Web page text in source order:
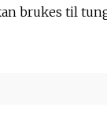
brukes til